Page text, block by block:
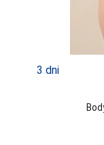
3 dni